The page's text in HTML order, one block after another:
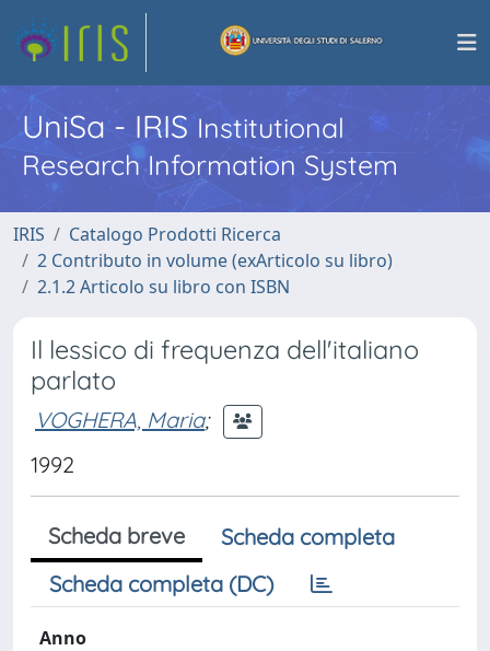
UniSa - IRISInstitutional
Research Information System
IRIS
Catalogo Prodotti Ricerca
2 Contributo in volume (exArticolo su libro)
2.1.2 Articolo su libro con ISBN
Il lessico di frequenza dell'italiano
parlato
VOGHERA, Maria;
1992
Scheda breve
Scheda completa
Scheda completa (DC)
Anno